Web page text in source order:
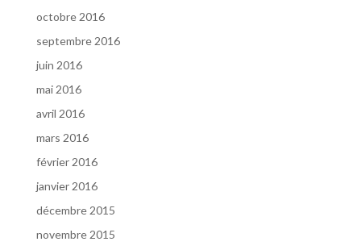
octobre 2016
septembre 2016
juin 2016
mai 2016
avril 2016
mars 2016
février 2016
janvier 2016
décembre 2015
novembre 2015